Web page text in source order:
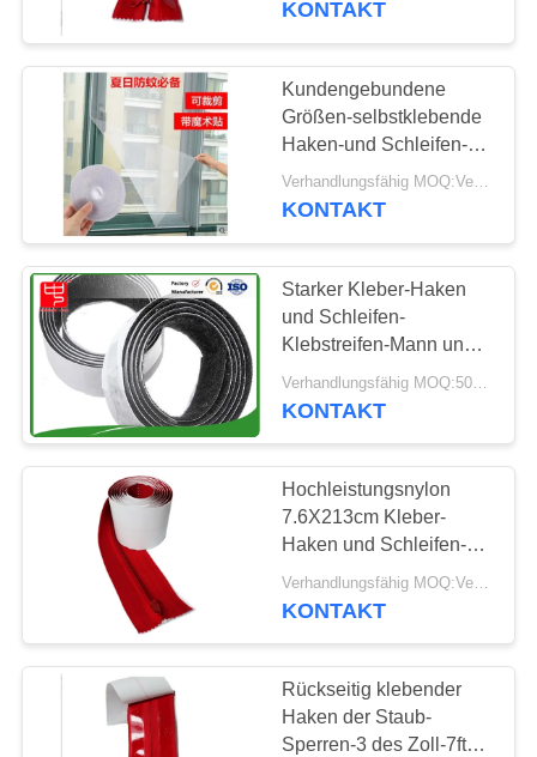
Haken-und
Schleifen-Gepäck-
Bügel
11
Nylonbügel des
gewebten Materials
Elastische Haken-
und Schleifen-Bügel
30
KONTAKT
Kundengebundene
Größen-selbstklebende
Haken-und Schleifen-
Band-Hitzebeständigkeit
Verhandlungsfähig MOQ:Verhandlung
KONTAKT
Starker Kleber-Haken
und Schleifen-
Klebstreifen-Mann und
weibliche Seite an
KONTAKT
Hochleistungsnylon
7.6X213cm Kleber-
Haken und Schleifen-
Band
Verhandlungsfähig MOQ:Verhandlung
KONTAKT
Rückseitig klebender
Haken der Staub-
Sperren-3 des Zoll-7ft